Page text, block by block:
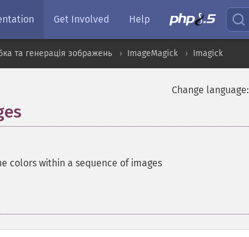
Get Involved Help
та генерація зображень ImageMagick Imagick
Change language:
colors within a sequence of images